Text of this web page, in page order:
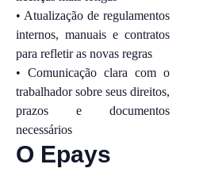
• Atualização de regulamentos
internos, manuais e contratos
para refletir as novas regras
• Comunicação clara com o
trabalhador sobre seus direitos,
prazos e documentos
necessários
O Epays